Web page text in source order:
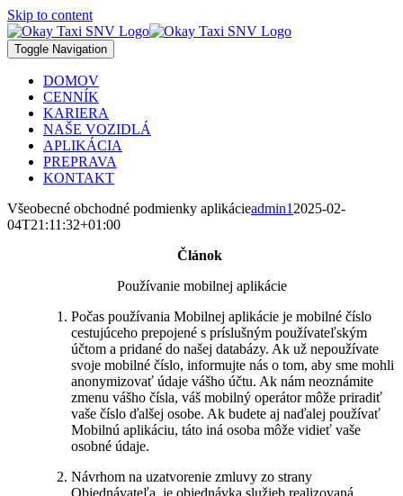
Skip to content
Toggle Navigation
DOMOV
CENNÍK
KARIERA
NAŠE VOZIDLÁ
APLIKÁCIA
PREPRAVA
KONTAKT
Všeobecné obchodné podmienky aplikácieadmin1 2025-02-
04T21:11:32+01:00
Článok
Používanie mobilnej aplikácie
Počas používania Mobilnej aplikácie je mobilné číslo
cestujúceho prepojené s príslušným používateľským
účtom a pridané do našej databázy. Ak už nepoužívate
svoje mobilné číslo, informujte nás o tom, aby sme mohli
anonymizovať údaje vášho účtu. Ak nám neoznámite
zmenu vášho čísla, váš mobilný operátor môže priradiť
vaše číslo ďalšej osobe. Ak budete aj naďalej používať
Mobilnú aplikáciu, táto iná osoba môže vidieť vaše
osobné údaje.
Návrhom na uzatvorenie zmluvy zo strany
Objednávateľa, je objednávka služieb realizovaná